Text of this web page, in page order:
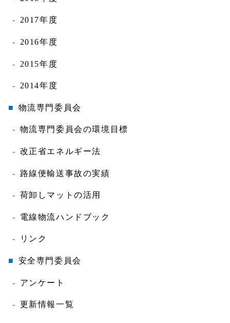
2017年度
2016年度
2015年度
2014年度
物流専門委員会
物流専門委員会の環境目標
改正省エネルギー法
路線便輸送事故の実績
荷卸しマットの活用
電線物流ハンドブック
リンク
安全専門委員会
アンケート
更新情報一覧